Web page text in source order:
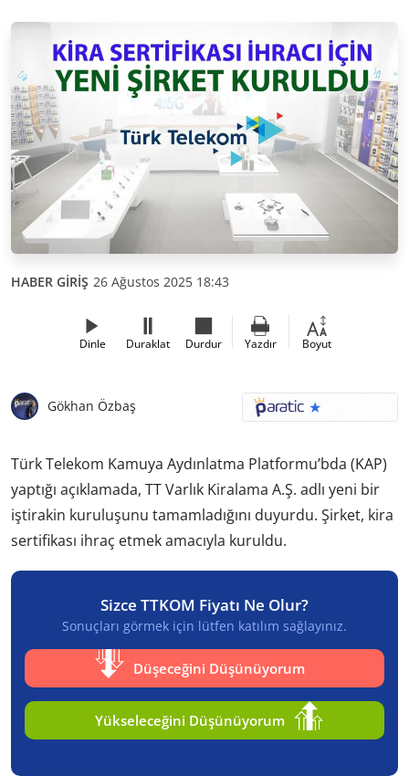
HABER GİRİŞ 26 Ağustos 2025 18:43
Dinle Duraklat Durdur Yazdır Boyut
Gökhan Özbaş
Türk Telekom Kamuya Aydınlatma Platformu’bda (KAP)
yaptığı açıklamada, TT Varlık Kiralama A.Ş. adlı yeni bir
iştirakin kuruluşunu tamamladığını duyurdu. Şirket, kira
sertifikası ihraç etmek amacıyla kuruldu.
Sizce TTKOM Fiyatı Ne Olur?
Sonuçları görmek için lütfen katılım sağlayınız.
Düşeceğini Düşünüyorum
Yükseleceğini Düşünüyorum